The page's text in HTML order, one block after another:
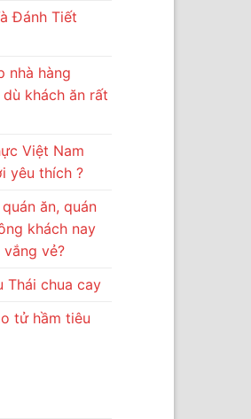
Đánh Tiết
nhà hàng
khách ăn rất
Việt Nam
yêu thích ?
ăn, quán
khách nay
vẻ?
Thái chua cay
tử hầm tiêu